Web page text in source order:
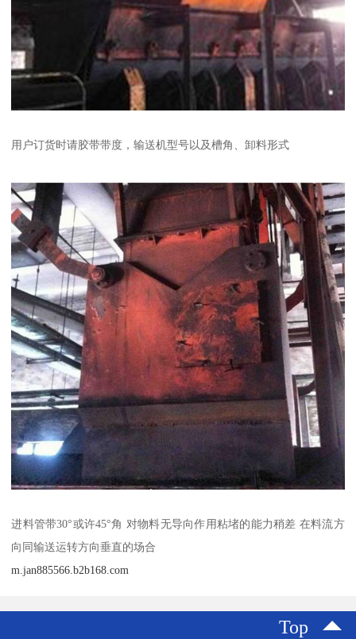
用户订货时请胶带带度，输送机型号以及槽角、卸料形式
进料管带30°或许45°角 对物料无导向作用粘堵的能力稍差 在料流方
向同输送运转方向垂直的场合
m.jan885566.b2b168.com
Top